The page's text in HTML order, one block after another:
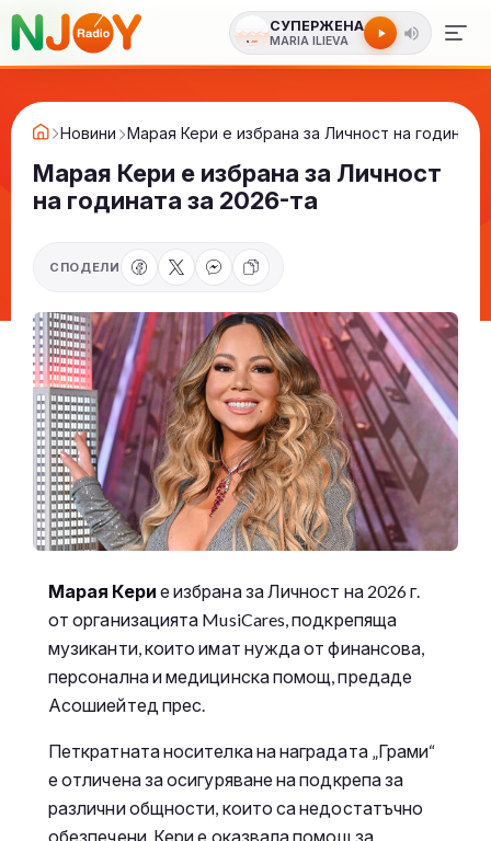
СУПЕРЖЕНА
MARIA ILIEVA
Новини Марая Кери е избрана за Личност на годината
Марая Кери е избрана за Личност
на годината за 2026-та
СПОДЕЛИ
Марая Кери е избрана за Личност на 2026 г.
от организацията MusiCares, подкрепяща
музиканти, които имат нужда от финансова,
персонална и медицинска помощ, предаде
Асошиейтед прес.
Петкратната носителка на наградата „Грами“
е отличена за осигуряване на подкрепа за
различни общности, които са недостатъчно
обезпечени. Кери е оказвала помощ за